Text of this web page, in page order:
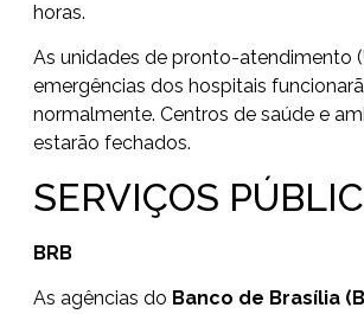
horas.
As unidades de pronto-atendimento
emergências dos hospitais
normalmente. Centros de saúde e
estarão fechados.
SERVIÇOS
BRB
As agências do Banco de Brasília